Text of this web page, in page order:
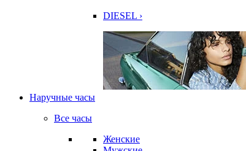
DIESEL ›
Наручные часы
Все часы
Женские